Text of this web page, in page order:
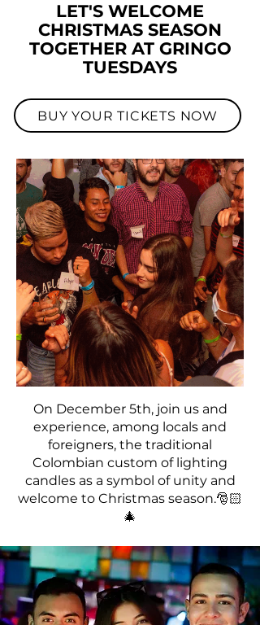
LET'S WELCOME
CHRISTMAS SEASON
TOGETHER AT GRINGO
TUESDAYS
BUY YOUR TICKETS NOW
On December 5th, join us and
experience, among locals and
foreigners, the traditional
Colombian custom of lighting
candles as a symbol of unity and
welcome to Christmas season.🎅🏻
🎄